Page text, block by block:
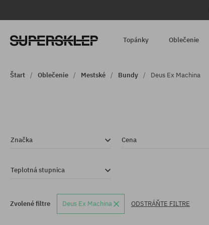
Topánky Oblečenie
Štart Oblečenie Mestské Bundy Deus Ex Machina
Značka Cena
Teplotná stupnica
Zvolené filtre Deus Ex Machina ODSTRÁŇTE FILTRE